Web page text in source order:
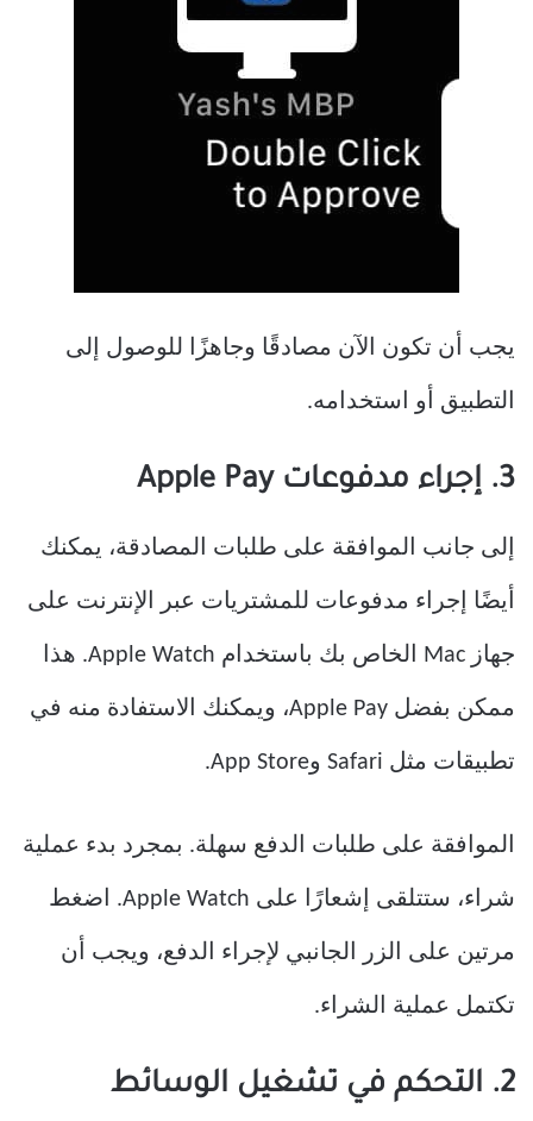
يجب أن تكون الآن مصادقًا وجاهزًا للوصول إلى
التطبيق أو استخدامه.
3. إجراء مدفوعات Apple Pay
إلى جانب الموافقة على طلبات المصادقة، يمكنك
أيضًا إجراء مدفوعات للمشتريات عبر الإنترنت على
جهاز Mac الخاص بك باستخدام Apple Watch. هذا
ممكن بفضل Apple Pay، ويمكنك الاستفادة منه في
تطبيقات مثل Safari وApp Store.
الموافقة على طلبات الدفع سهلة. بمجرد بدء عملية
شراء، ستتلقى إشعارًا على Apple Watch. اضغط
مرتين على الزر الجانبي لإجراء الدفع، ويجب أن
تكتمل عملية الشراء.
2. التحكم في تشغيل الوسائط